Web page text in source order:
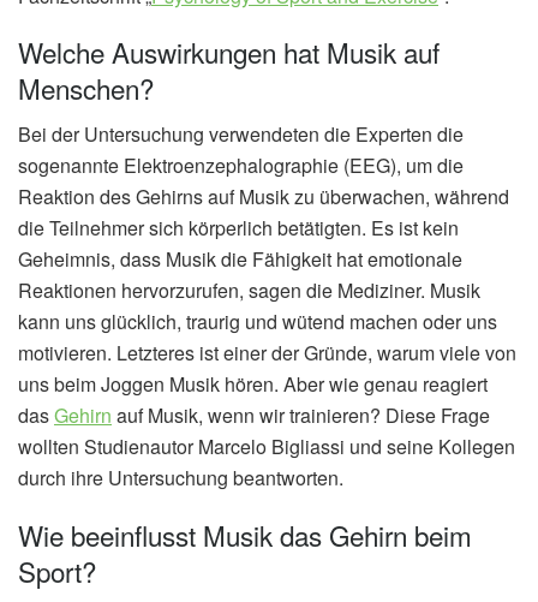
Welche Auswirkungen hat Musik auf
Menschen?
Bei der Untersuchung verwendeten die Experten die
sogenannte Elektroenzephalographie (EEG), um die
Reaktion des Gehirns auf Musik zu überwachen, während
die Teilnehmer sich körperlich betätigten. Es ist kein
Geheimnis, dass Musik die Fähigkeit hat emotionale
Reaktionen hervorzurufen, sagen die Mediziner. Musik
kann uns glücklich, traurig und wütend machen oder uns
motivieren. Letzteres ist einer der Gründe, warum viele von
uns beim Joggen Musik hören. Aber wie genau reagiert
dasGehirn auf Musik, wenn wir trainieren? Diese Frage
wollten Studienautor Marcelo Bigliassi und seine Kollegen
durch ihre Untersuchung beantworten.
Wie beeinflusst Musik das Gehirn beim
Sport?